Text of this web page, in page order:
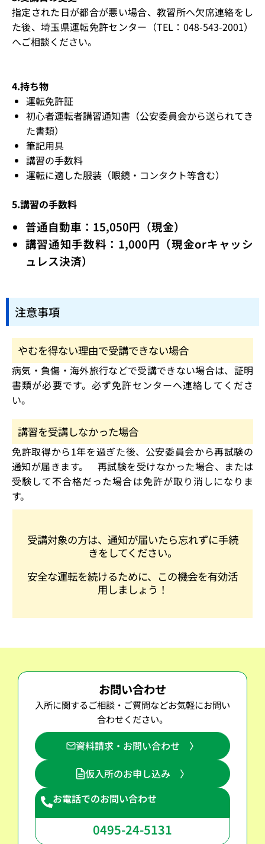
指定された日が都合が悪い場合、教習所へ欠席連絡をし
た後、埼玉県運転免許センター（TEL： 048-543-2001）
へご相談ください。
4.持ち物
運転免許証
初心者運転者講習通知書（公安委員会から送られてき
た書類）
筆記用具
講習の手数料
運転に適した服装（眼鏡・コンタクト等含む）
5.講習の手数料
普通自動車：15,050円（現金）
講習通知手数料：1,000円（現金orキャッシ
ュレス決済）
注意事項
やむを得ない理由で受講できない場合
病気・負傷・海外旅行などで受講できない場合は、証明
書類が必要です。必ず免許センターへ連絡してくださ
い。
講習を受講しなかった場合
免許取得から1年を過ぎた後、公安委員会から再試験の
通知が届きます。 再試験を受けなかった場合、または
受験して不合格だった場合は免許が取り消しになりま
す。
受講対象の方は、通知が届いたら忘れずに手続
きをしてください。
安全な運転を続けるために、この機会を有効活
用しましょう！
お問い合わせ
入所に関するご相談・ご質問などお気軽にお問い
合わせください。
資料請求・お問い合わせ 〉
仮入所のお申し込み 〉
お電話でのお問い合わせ
0495-24-5131